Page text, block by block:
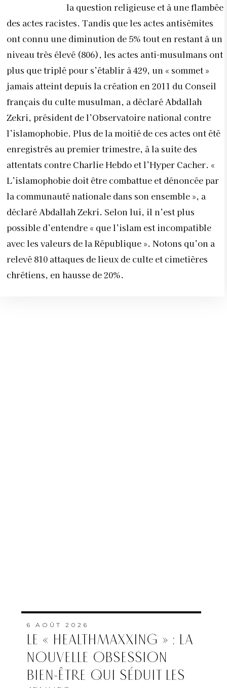
la question religieuse et à une flambée
des actes racistes. Tandis que les actes antisémites
ont connu une diminution de 5% tout en restant à un
niveau très élevé (806), les actes anti-musulmans ont
plus que triplé pour s’établir à 429, un « sommet »
jamais atteint depuis la création en 2011 du Conseil
français du culte musulman, a déclaré Abdallah
Zekri, président de l’Observatoire national contre
l’islamophobie. Plus de la moitié de ces actes ont été
enregistrés au premier trimestre, à la suite des
attentats contre Charlie Hebdo et l’Hyper Cacher. «
L’islamophobie doit être combattue et dénoncée par
la communauté nationale dans son ensemble », a
déclaré Abdallah Zekri. Selon lui, il n’est plus
possible d’entendre « que l’islam est incompatible
avec les valeurs de la République ». Notons qu’on a
relevé 810 attaques de lieux de culte et cimetières
chrétiens, en hausse de 20%.
6 AOÛT 2026
LE « HEALTHMAXXING » : LA
NOUVELLE OBSESSION
BIEN-ÊTRE QUI SÉDUIT LES